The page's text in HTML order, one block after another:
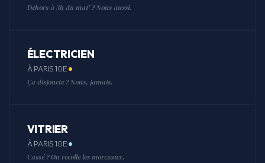
Dehors à 3h du mat' ? Nous aussi.
ÉLECTRICIEN
À PARIS 10E
Ça disjoncte ? Nous, jamais.
VITRIER
À PARIS 10E
Cassé ? On recolle les morceaux.